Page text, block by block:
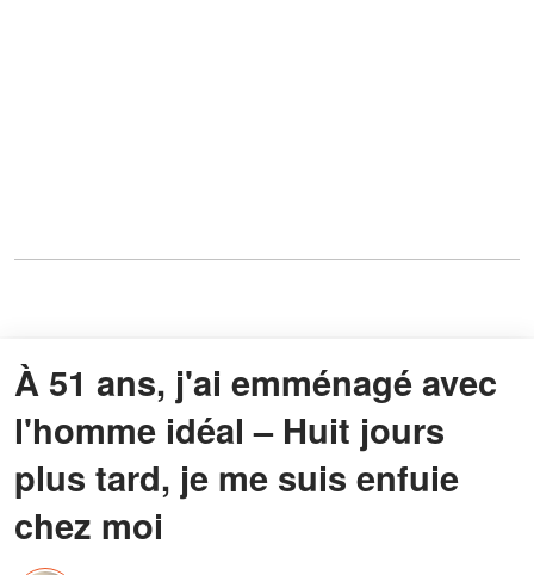
À 51 ans, j'ai emménagé avec
l'homme idéal – Huit jours
plus tard, je me suis enfuie
chez moi